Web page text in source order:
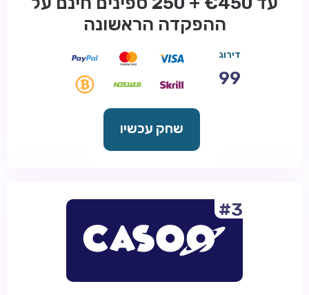
ההפקדה הראשונה
דירוג
99
שחק עכשיו
#3